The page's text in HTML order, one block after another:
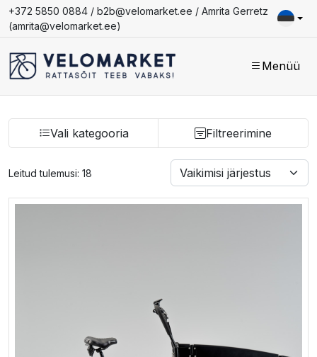
+372 5850 0884 / b2b@velomarket.ee / Amrita Gerretz
(amrita@velomarket.ee)
Menüü
Vali kategooria Filtreerimine
Leitud tulemusi: 18